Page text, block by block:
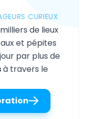
CURIEUX
de lieux
et pépites
par plus de
à travers le